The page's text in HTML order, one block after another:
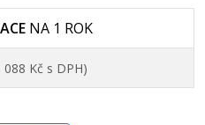
NA 1 ROK
088 Kč s DPH)